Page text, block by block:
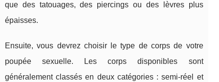
que des tatouages, des piercings ou des lèvres plus
épaisses.
Ensuite, vous devrez choisir le type de corps de votre
poupée sexuelle. Les corps disponibles sont
généralement classés en deux catégories : semi-réel et